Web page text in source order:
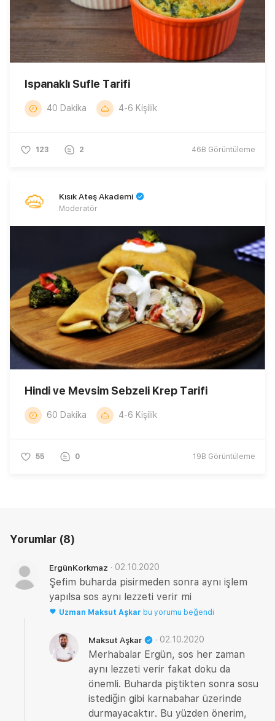
Ispanaklı Sufle Tarifi
40 Dakika 4-6 Kişilik
123 2 46B Görüntüleme
Kısık Ateş Akademi
Moderatör
Hindi ve Mevsim Sebzeli Krep Tarifi
60 Dakika 4-6 Kişilik
55 0 19B Görüntüleme
Yorumlar (8)
ErgünKorkmaz · 02.10.2020
Şefim buharda pisirmeden sonra aynı işlem
yapılsa sos aynı lezzeti verir mi
Uzman Maksut Aşkar bu yorumu beğendi
Maksut Aşkar · 02.10.2020
Merhabalar Ergün, sos her zaman
aynı lezzeti verir fakat doku da
önemli. Buharda piştikten sonra sosu
istediğin gibi karnabahar üzerinde
durmayacaktır. Bu yüzden önerim,